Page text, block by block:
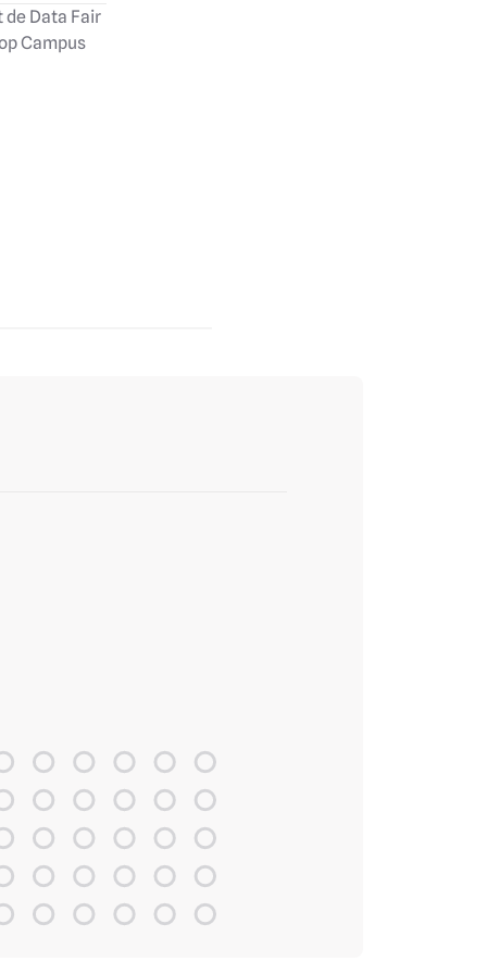
de Data Fair
Campus